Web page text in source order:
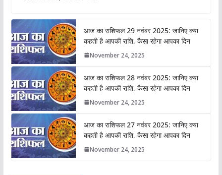
आज का राशिफल 29 नवंबर 2025: जानिए क्या
कहती है आपकी राशि, कैसा रहेगा आपका दिन
November 24, 2025
आज का राशिफल 28 नवंबर 2025: जानिए क्या
कहती है आपकी राशि, कैसा रहेगा आपका दिन
November 24, 2025
आज का राशिफल 27 नवंबर 2025: जानिए क्या
कहती है आपकी राशि, कैसा रहेगा आपका दिन
November 24, 2025